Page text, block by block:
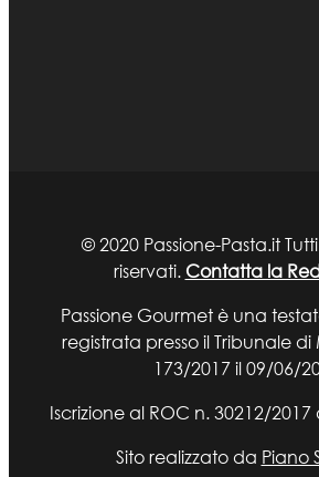
© 2020 Passione-Pasta.it
riservati. Contatta la
Passione Gourmet è una
registrata presso il Tribunale
173/2017 il 09/06/
Iscrizione al ROC n. 30212/
Sito realizzato da Piano